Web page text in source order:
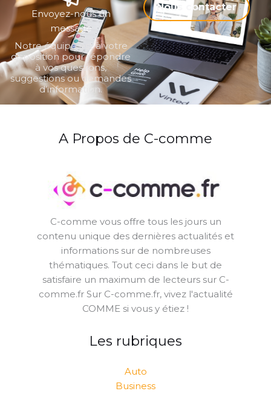
Envoyez-nous un
message
Notre équipe est à votre
disposition pour répondre
à vos questions,
suggestions ou demandes
d’information.
Nous contacter
A Propos de C-comme
C-comme vous offre tous les jours un
contenu unique des dernières actualités et
informations sur de nombreuses
thématiques. Tout ceci dans le but de
satisfaire un maximum de lecteurs sur C-
comme.fr Sur C-comme.fr, vivez l'actualité
COMME si vous y étiez !
Les rubriques
Auto
Business